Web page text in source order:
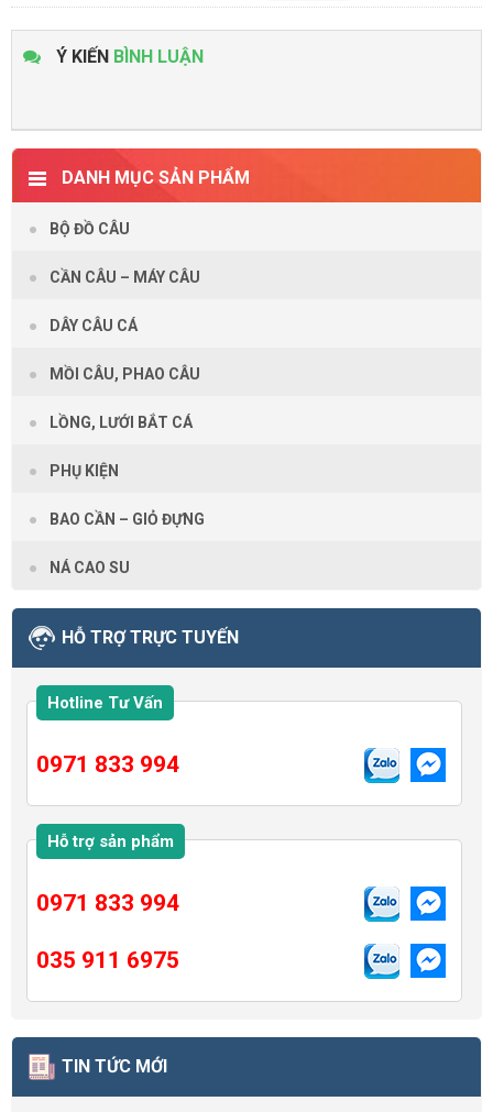
Ý KIẾN BÌNH LUẬN
DANH MỤC SẢN PHẨM
BỘ ĐỒ CÂU
CẦN CÂU – MÁY CÂU
DÂY CÂU CÁ
MỒI CÂU, PHAO CÂU
LỒNG, LƯỚI BẮT CÁ
PHỤ KIỆN
BAO CẦN – GIỎ ĐỰNG
NÁ CAO SU
HỖ TRỢ TRỰC TUYẾN
Hotline Tư Vấn
0971 833 994
Hỗ trợ sản phẩm
0971 833 994
035 911 6975
TIN TỨC MỚI